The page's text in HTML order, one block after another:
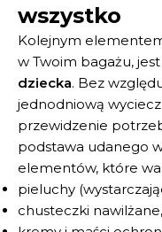
wszystko
Kolejnym
w Twoim bagażu, jest
dziecka. Bez
jednodniową
przewidzenie
podstawa udanego
elementów, które
pieluchy
chusteczki nawilżane,